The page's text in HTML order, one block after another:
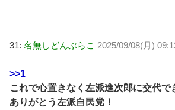
31: 名無しどんぶらこ 2025/09/08(月)
>>1
これで心置きなく左派進次郎に交代で
ありがとう左派自民党！